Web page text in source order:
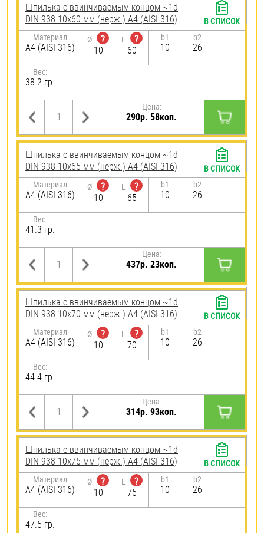
Шпилька c ввинчиваемым концом ~1d
DIN 938 10х60 мм (нерж.) A4 (AISI 316)
Материал
A4 (AISI 316)
Ø
?
10
L
?
60
b1
10
b2
26
Вес:
38.2 гр.
Цена:
290р. 58коп.
В СПИСОК
Шпилька c ввинчиваемым концом ~1d
DIN 938 10х65 мм (нерж.) A4 (AISI 316)
Материал
A4 (AISI 316)
Ø
?
10
L
?
65
b1
10
b2
26
Вес:
41.3 гр.
Цена:
437р. 23коп.
В СПИСОК
Шпилька c ввинчиваемым концом ~1d
DIN 938 10х70 мм (нерж.) A4 (AISI 316)
Материал
A4 (AISI 316)
Ø
?
10
L
?
70
b1
10
b2
26
Вес:
44.4 гр.
Цена:
314р. 93коп.
В СПИСОК
Шпилька c ввинчиваемым концом ~1d
DIN 938 10х75 мм (нерж.) A4 (AISI 316)
Материал
A4 (AISI 316)
Ø
?
10
L
?
75
b1
10
b2
26
Вес:
47.5 гр.
В СПИСОК